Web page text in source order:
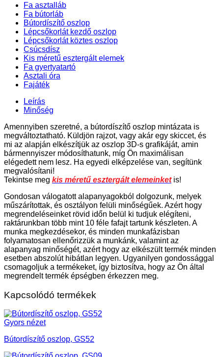
Fa asztalláb
Fa bútorláb
Bútordíszítő oszlop
Lépcsőkorlát kezdő oszlop
Lépcsőkorlát köztes oszlop
Csúcsdísz
Kis méretű esztergált elemek
Fa gyertyatartó
Asztali óra
Fajáték
Leírás
Minőség
Amennyiben szeretné, a bútordíszítő oszlop mintázata is
megváltoztatható. Küldjön rajzot, vagy akár egy skiccet, és
mi az alapján elkészítjük az oszlop 3D-s grafikáját, amin
bármennyiszer módosíthatunk, míg Ön maximálisan
elégedett nem lesz. Ha egyedi elképzelése van, segítünk
megvalósítani!
Tekintse meg kis méretű esztergált elemeinketis!
Gondosan válogatott alapanyagokból dolgozunk, melyek
műszárítottak, és osztályon felüli minőségűek. Azért hogy
megrendeléseinket rövid időn belül ki tudjuk elégíteni,
raktárunkban több mint 10 féle fafajt tartunk készleten. A
munka megkezdésekor, és minden munkafázisban
folyamatosan ellenőrizzük a munkánk, valamint az
alapanyag minőségét, azért hogy az elkészült termék minden
esetben abszolút hibátlan legyen. Ugyanilyen gondossággal
csomagoljuk a termékeket, így biztosítva, hogy az Ön által
megrendelt termék épségben érkezzen meg.
Kapcsolódó termékek
Gyors nézet
Bútordíszítő oszlop, GS52